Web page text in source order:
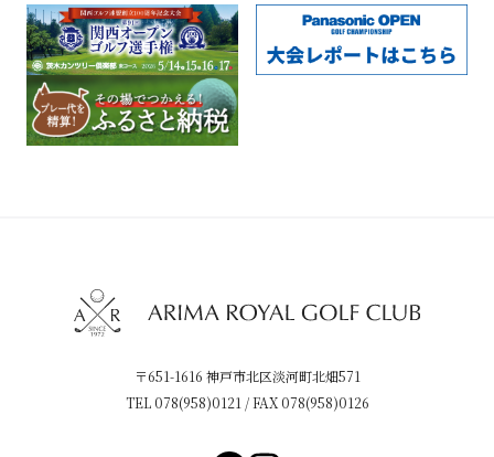
〒651-1616 神戸市北区淡河町北畑571
TEL 078(958)0121 / FAX 078(958)0126